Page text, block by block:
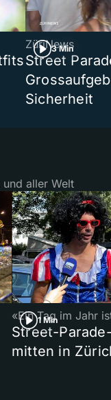
3 Min
ZüriNews
Street
Sicherheit
aller Welt
1 Min
«Ein Tag im Jahr
Street-
mitten in